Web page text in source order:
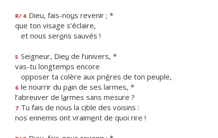
R/ 4 Dieu, fais-nous revenir ; *
que ton visage s’éclaire,
et nous serons sauvés !
5 Seigneur, Dieu de l’univers, *
vas-tu longtemps encore
opposer ta colère aux prières de ton peuple,
6 le nourrir du pain de ses larmes, *
l’abreuver de larmes sans mesure ?
7 Tu fais de nous la cible des voisins :
nos ennemis ont vraiment de quoi rire !